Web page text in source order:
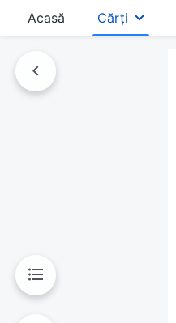
Acasă Cărți